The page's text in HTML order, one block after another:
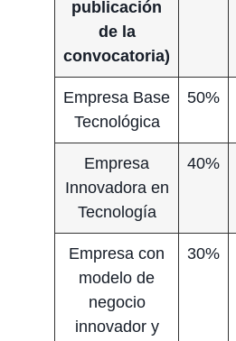
publicación
de la
convocatoria)
Empresa Base
Tecnológica
50%
Empresa
Innovadora en
Tecnología
40%
Empresa con
modelo de
negocio
innovador y
30%